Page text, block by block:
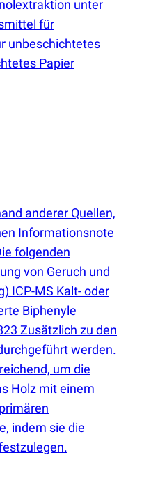
unter
für
unbeschichtetes
Papier
anderer Quellen,
Informationsnote
folgenden
von Geruch und
ICP-MS Kalt- oder
Biphenyle
Zusätzlich zu den
werden.
um die
Holz mit einem
indem sie die